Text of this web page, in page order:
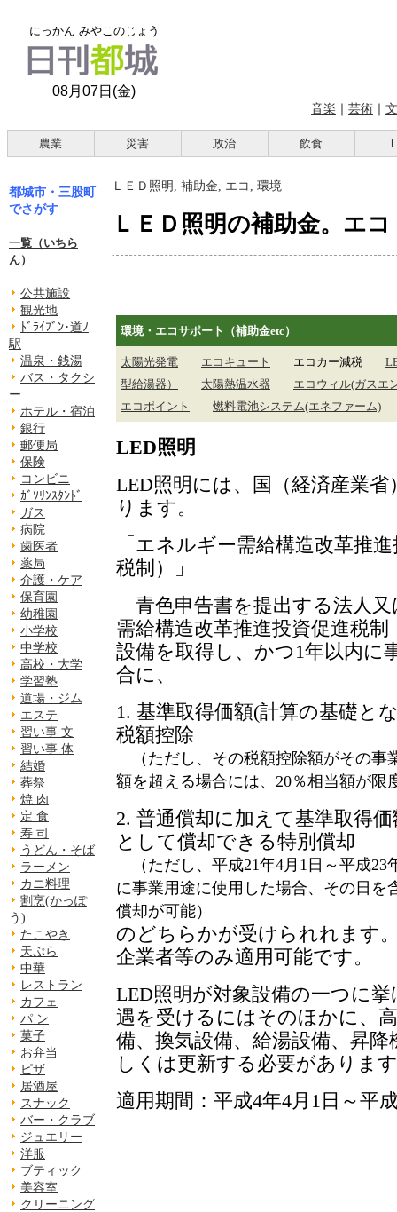
にっかん みやこのじょう
08月07日(金)
音楽 ｜ 芸術 ｜
農業 災害 政治 飲食
都城市・三股町
でさがす
一覧（いちら
ん）
公共施設
観光地
ﾄﾞﾗｲﾌﾞﾝ･道ﾉ
駅
温泉・銭湯
バス・タクシ
ー
ホテル・宿泊
銀行
郵便局
保険
コンビニ
ｶﾞｿﾘﾝｽﾀﾝﾄﾞ
ガス
病院
歯医者
薬局
介護・ケア
保育園
幼稚園
小学校
中学校
高校・大学
学習塾
道場・ジム
エステ
習い事 文
習い事 体
結婚
葬祭
焼 肉
定 食
寿 司
うどん・そば
ラーメン
カニ料理
割烹(かっぽ
う)
たこやき
天ぷら
中華
レストラン
カフェ
パ ン
菓子
お弁当
ピザ
居酒屋
スナック
バー・クラブ
ジュエリー
洋服
ブティック
美容室
クリーニング
ＬＥＤ照明, 補助金, エコ, 環境
ＬＥＤ照明の補助金。エ
環境・エコサポート（補助金etc）
太陽光発電 エコキュート エコカー減税
型給湯器）
太陽熱温水器
エコウィル(ガスエ
エコポイント
燃料電池システム(エネファーム)
LED照明
LED照明には、国（経済産業
ります。
「エネルギー需給構造改革推
税制）」
青色申告書を提出する法人
需給構造改革推進投資促進税
設備を取得し、かつ1年以内に
合に、
1. 基準取得価額(計算の基礎と
税額控除
（ただし、その税額控除額がその事
額を超える場合には、20％相当額が限
2. 普通償却に加えて基準取得
として償却できる特別償却
（ただし、平成21年4月1日～平成23
に事業用途に使用した場合、その日を
償却が可能）
のどちらかが受けられれます
企業者等のみ適用可能です。
LED照明が対象設備の一つに
遇を受けるにはそのほかに、
備、換気設備、給湯設備、昇
しくは更新する必要がありま
適用期間：平成4年4月1日～平